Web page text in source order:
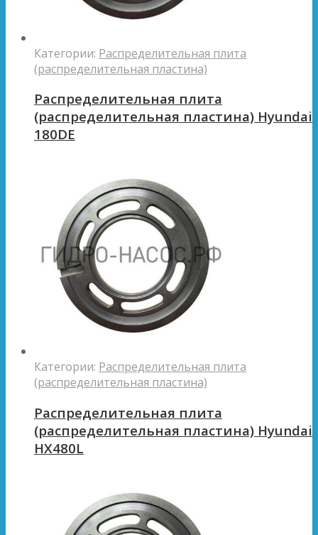
Категории: Распределительная плита
(распределительная пластина)
Распределительная плита
(распределительная пластина) Hyundai
180DE
Категории: Распределительная плита
(распределительная пластина)
Распределительная плита
(распределительная пластина) Hyundai
HX480L